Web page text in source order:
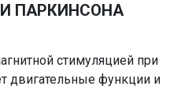
ПАРКИНСОНА
стимуляцией при
двигательные функции и